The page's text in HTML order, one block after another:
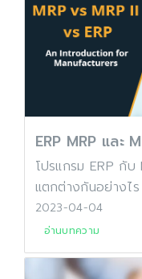
ERP MRP และ
โปรแกรม ERP กับ
แตกต่างกันอย่างไร
2023-04-04
อ่านบทความ